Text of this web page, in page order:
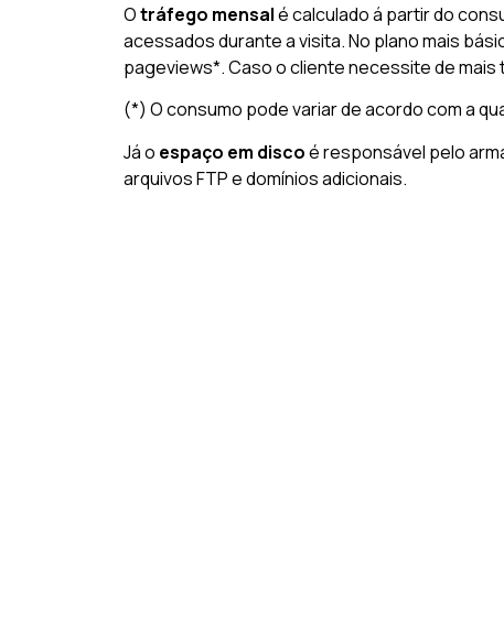
Otráfego mensalé calculado á partir do
acessados durante a visita. No plano mais
pageviews*. Caso o cliente necessite de
(*) O consumo pode variar de acordo com a
Já o espaço em discoé responsável pelo
arquivos FTP e domínios adicionais.